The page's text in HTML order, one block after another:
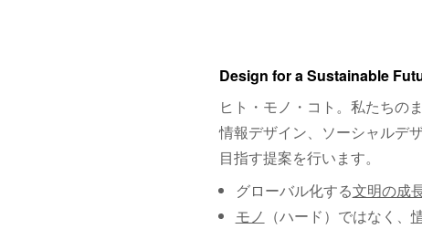
Design for a Sustainable
ヒト・モノ・コト。私たちの
情報デザイン、ソーシャルデ
目指す提案を行います。
グローバル化する文明の成
モノ （ハード）ではなく、